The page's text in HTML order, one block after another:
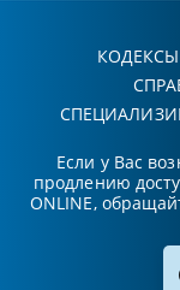
КОДЕКСЫ
Если у Вас
продлению
ONLINE,